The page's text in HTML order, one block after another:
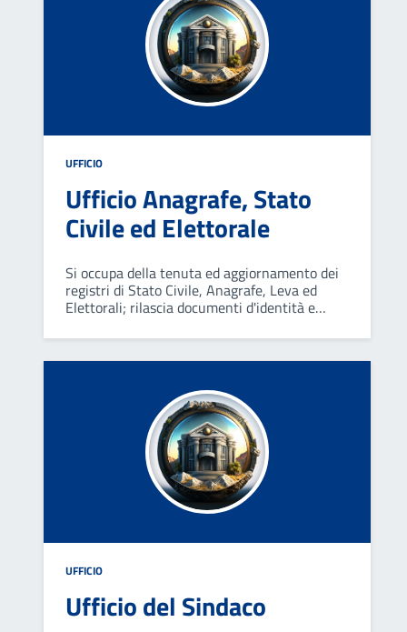
UFFICIO
Ufficio Anagrafe, Stato
Civile ed Elettorale
Si occupa della tenuta ed aggiornamento dei
registri di Stato Civile, Anagrafe, Leva ed
Elettorali; rilascia documenti d'identità e
e l‘Anagrafe degli Italiani Residenti all’Estero.
UFFICIO
Ufficio del Sindaco